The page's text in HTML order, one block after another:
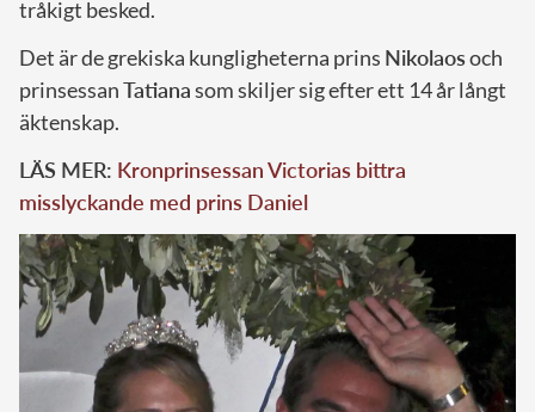
tråkigt besked.
Det är de grekiska kungligheterna prins Nikolaosoch
prinsessanTatianasom skiljer sig efter ett 14 år långt
äktenskap.
LÄS MER: Kronprinsessan Victorias bittra
misslyckande med prins Daniel